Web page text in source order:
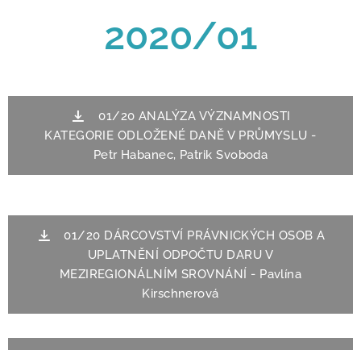
2020/01
01/20 ANALÝZA VÝZNAMNOSTI
KATEGORIE ODLOŽENÉ DANĚ V PRŮMYSLU -
Petr Habanec, Patrik Svoboda
01/20 DÁRCOVSTVÍ PRÁVNICKÝCH OSOB A
UPLATNĚNÍ ODPOČTU DARU V
MEZIREGIONÁLNÍM SROVNÁNÍ - Pavlína
Kirschnerová